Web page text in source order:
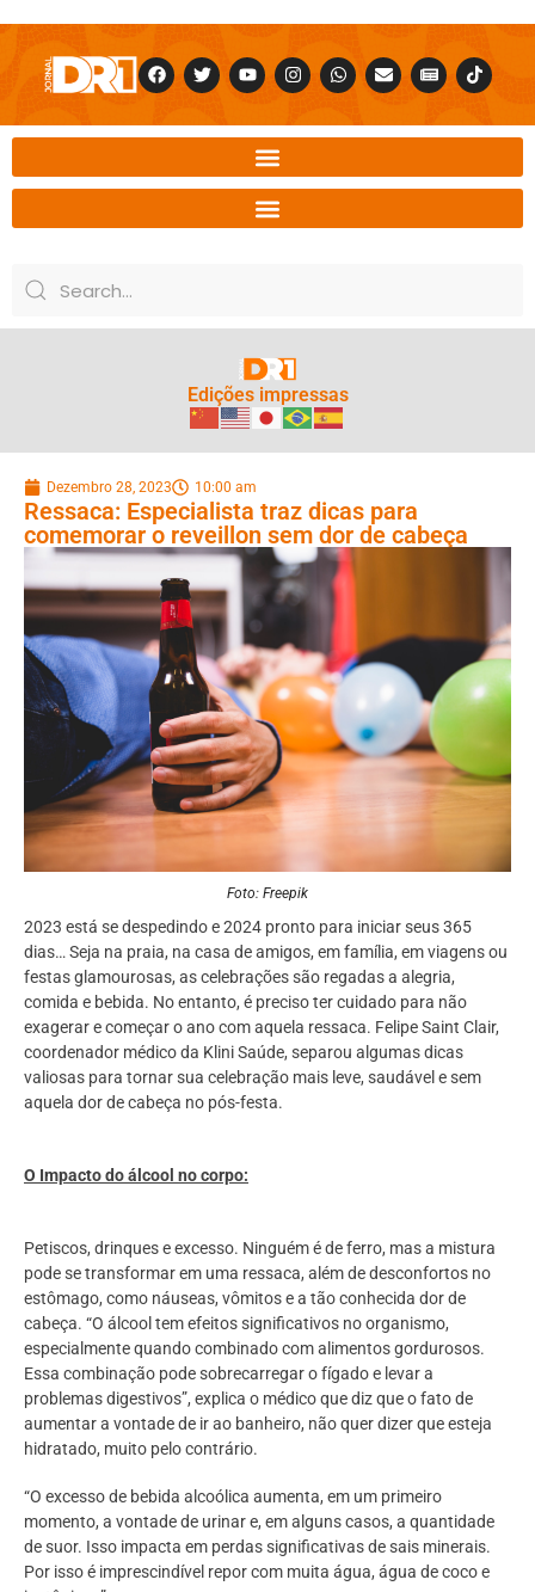
Edições impressas
Dezembro 28, 2023 10:00 am
Ressaca: Especialista traz dicas para
comemorar o reveillon sem dor de cabeça
Foto: Freepik
2023 está se despedindo e 2024 pronto para iniciar seus 365
dias… Seja na praia, na casa de amigos, em família, em viagens ou
festas glamourosas, as celebrações são regadas a alegria,
comida e bebida. No entanto, é preciso ter cuidado para não
exagerar e começar o ano com aquela ressaca. Felipe Saint Clair,
coordenador médico da Klini Saúde, separou algumas dicas
valiosas para tornar sua celebração mais leve, saudável e sem
aquela dor de cabeça no pós-festa.
O Impacto do álcool no corpo:
Petiscos, drinques e excesso. Ninguém é de ferro, mas a mistura
pode se transformar em uma ressaca, além de desconfortos no
estômago, como náuseas, vômitos e a tão conhecida dor de
cabeça. “O álcool tem efeitos significativos no organismo,
especialmente quando combinado com alimentos gordurosos.
Essa combinação pode sobrecarregar o fígado e levar a
problemas digestivos”, explica o médico que diz que o fato de
aumentar a vontade de ir ao banheiro, não quer dizer que esteja
hidratado, muito pelo contrário.
“O excesso de bebida alcoólica aumenta, em um primeiro
momento, a vontade de urinar e, em alguns casos, a quantidade
de suor. Isso impacta em perdas significativas de sais minerais.
Por isso é imprescindível repor com muita água, água de coco e